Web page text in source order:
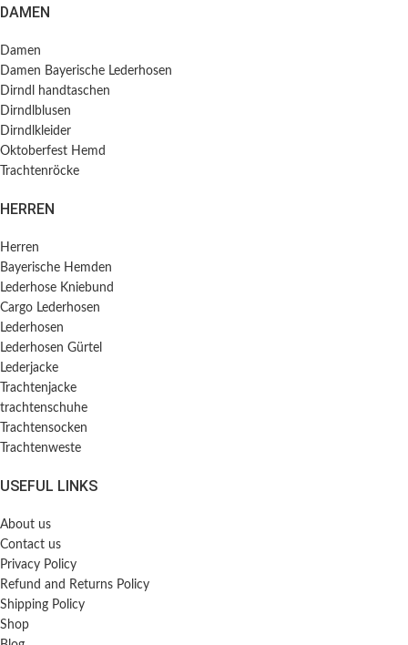
DAMEN
Damen
Damen Bayerische Lederhosen
Dirndl handtaschen
Dirndlblusen
Dirndlkleider
Oktoberfest Hemd
Trachtenröcke
HERREN
Herren
Bayerische Hemden​
Lederhose Kniebund
Cargo Lederhosen
Lederhosen
Lederhosen Gürtel
Lederjacke
Trachtenjacke
trachtenschuhe
Trachtensocken
Trachtenweste
USEFUL LINKS
About us
Contact us
Privacy Policy
Refund and Returns Policy
Shipping Policy
Shop